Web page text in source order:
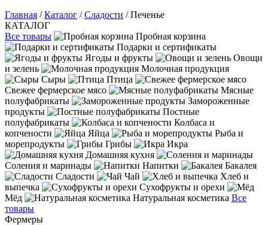
Главная /Каталог /Сладости / Печенье
КАТАЛОГ
Все товары
Пробная корзина
Подарки и сертификаты
Ягоды и фрукты
Овощи
и зелень
Молочная продукция
Сыры
Птица
Свежее фермерское мясо
Мясные
полуфабрикаты
Замороженные
продукты
Постные
полуфабрикаты
Колбаса и
копчености
Яйца
Рыба и
морепродукты
Грибы
Икра
Домашняя кухня
Соления и маринады
Напитки
Бакалея
Сладости
Чай
Хлеб и
выпечка
Сухофрукты и орехи
Мёд
Натуральная косметика Все
товары
Фермеры